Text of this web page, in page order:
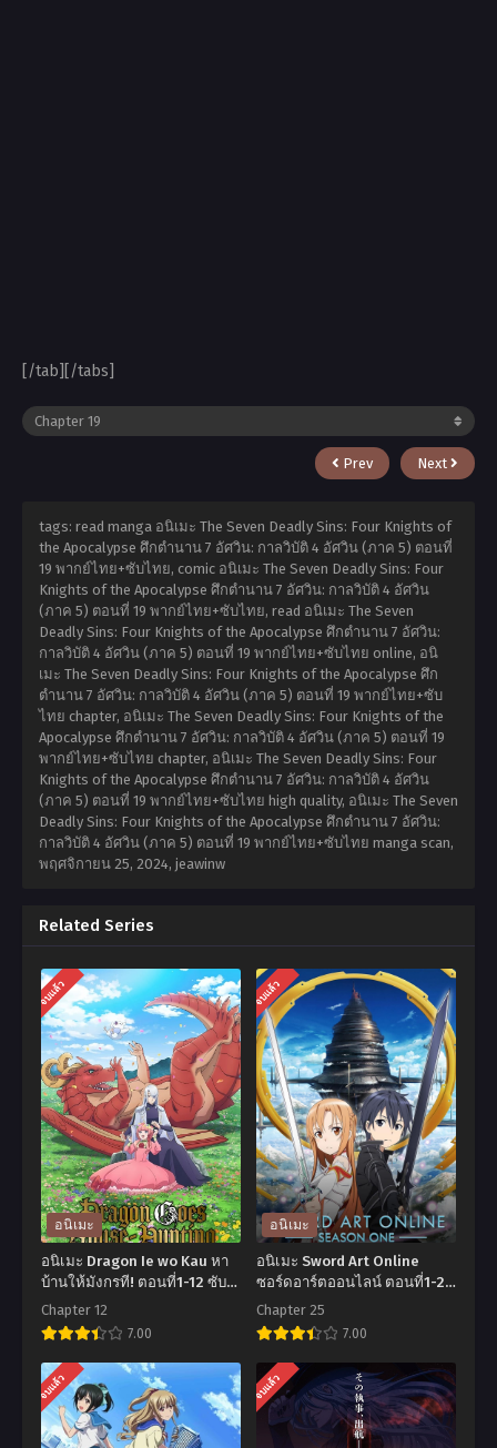
[/tab][/tabs]
Prev Next
tags: read manga อนิเมะ The Seven Deadly Sins: Four Knights of
the Apocalypse ศึกตำนาน 7 อัศวิน: กาลวิบัติ 4 อัศวิน (ภาค 5) ตอนที่
19 พากย์ไทย+ซับไทย, comic อนิเมะ The Seven Deadly Sins: Four
Knights of the Apocalypse ศึกตำนาน 7 อัศวิน: กาลวิบัติ 4 อัศวิน
(ภาค 5) ตอนที่ 19 พากย์ไทย+ซับไทย, read อนิเมะ The Seven
Deadly Sins: Four Knights of the Apocalypse ศึกตำนาน 7 อัศวิน:
กาลวิบัติ 4 อัศวิน (ภาค 5) ตอนที่ 19 พากย์ไทย+ซับไทย online, อนิ
เมะ The Seven Deadly Sins: Four Knights of the Apocalypse ศึก
ตำนาน 7 อัศวิน: กาลวิบัติ 4 อัศวิน (ภาค 5) ตอนที่ 19 พากย์ไทย+ซับ
ไทย chapter, อนิเมะ The Seven Deadly Sins: Four Knights of the
Apocalypse ศึกตำนาน 7 อัศวิน: กาลวิบัติ 4 อัศวิน (ภาค 5) ตอนที่ 19
พากย์ไทย+ซับไทย chapter, อนิเมะ The Seven Deadly Sins: Four
Knights of the Apocalypse ศึกตำนาน 7 อัศวิน: กาลวิบัติ 4 อัศวิน
(ภาค 5) ตอนที่ 19 พากย์ไทย+ซับไทย high quality, อนิเมะ The Seven
Deadly Sins: Four Knights of the Apocalypse ศึกตำนาน 7 อัศวิน:
กาลวิบัติ 4 อัศวิน (ภาค 5) ตอนที่ 19 พากย์ไทย+ซับไทย manga scan,
พฤศจิกายน 25, 2024, jeawinw
Related Series
จบแล้ว
อนิเมะ
อนิเมะ Dragon Ie wo Kau หา
บ้านให้มังกรที! ตอนที่1-12 ซับ
ไทย
Chapter 12
7.00
อ
นิ
เมะ
จบแล้ว
อนิเมะ
อนิเมะ Sword Art Online
ซอร์ดอาร์ตออนไลน์ ตอนที่1-25
พากย์ไทย
Chapter 25
7.00
อ
นิ
เมะ
จบแล้ว จบแล้ว